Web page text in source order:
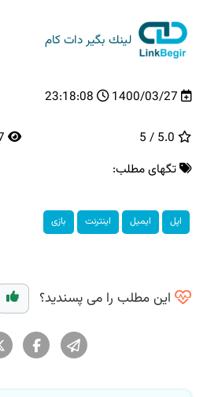
لینك بگیر دات كام
1400/03/27
23:18:08
تگهای مطلب:
اپل ایمیل اینترنت بازی
این مطلب را می پسندید؟